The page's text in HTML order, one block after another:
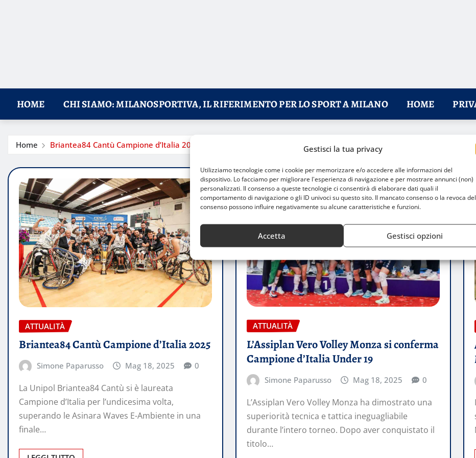
Gestisci la tua privacy
Utilizziamo tecnologie come i cookie per memorizzare e/o accedere alle informazioni del
dispositivo. Lo facciamo per migliorare l'esperienza di navigazione e per mostrare annunci (non)
personalizzati. Il consenso a queste tecnologie ci consentirà di elaborare dati quali il
comportamento di navigazione o gli ID univoci su questo sito. Il mancato consenso o la revoca del
consenso possono influire negativamente su alcune caratteristiche e funzioni.
Accetta Gestisci opzioni
HOME CHI SIAMO: MILANOSPORTIVA, IL RIFERIMENTO PER LO SPORT A MILANO HOME
Home Briantea84 Cantù Campione d’Italia 2025
ATTUALITÀ
Briantea84 Cantù Campione d’Italia 2025
Simone Paparusso Mag 18, 2025 0
La Unipol Briantea84 Cantù si è laureata
Campione d’Italia per l’undicesima volta,
superando le Asinara Waves E-Ambiente in una
finale…
ATTUALITÀ
L’Assiplan Vero Volley Monza si conferma
Campione d’Italia Under 19
Simone Paparusso Mag 18, 2025 0
L’Assiplan Vero Volley Monza ha dimostrato una
superiorità tecnica e tattica ineguagliabile
durante l’intero torneo. Dopo aver conquistato il
titolo…